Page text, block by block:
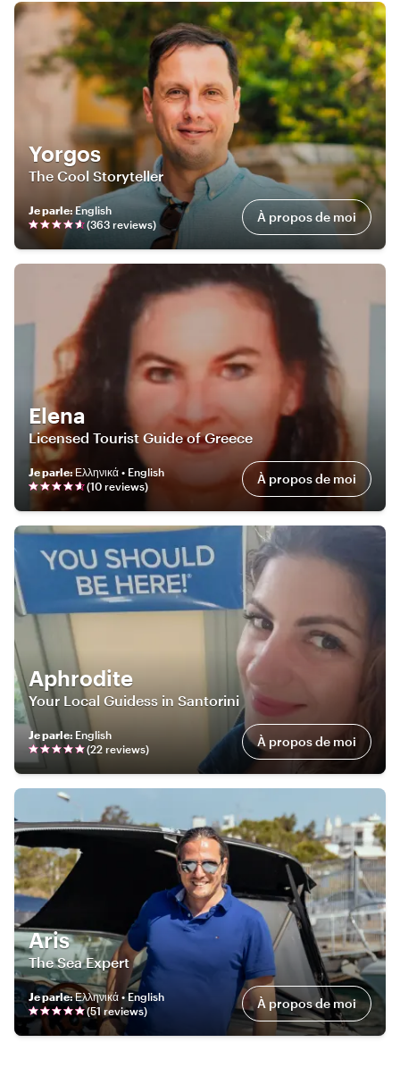
Yorgos
The Cool Storyteller
Je parle:English
(363 reviews) À propos de moi
Elena
Licensed Tourist Guide of Greece
Je parle:Ελληνικά • English
(10 reviews) À propos de moi
Aphrodite
Your Local Guidess in Santorini
Je parle: English
(22 reviews) À propos de moi
Aris
The Sea Expert
Je parle:Ελληνικά • English
(51reviews) À propos de moi